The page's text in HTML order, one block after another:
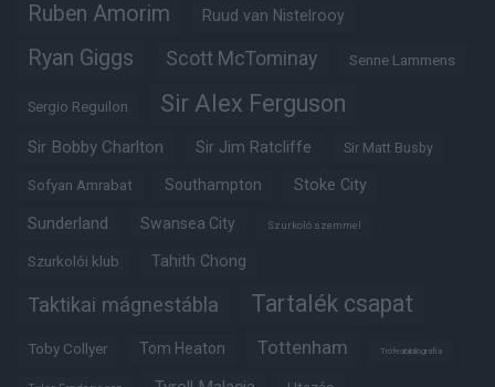
Ruben Amorim Ruud van Nistelrooy
Ryan Giggs Scott McTominay Senne Lammens
Sergio Reguilon Sir Alex Ferguson
Sir Bobby Charlton Sir Jim Ratcliffe Sir Matt Busby
Sofyan Amrabat Southampton Stoke City
Sunderland Swansea City Szurkoló szemmel
Szurkolói klub Tahith Chong
Taktikai mágnestábla Tartalék csapat
Toby Collyer Tom Heaton Tottenham Trófeabibliográfia